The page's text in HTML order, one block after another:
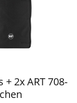
+ 2x ART 708-